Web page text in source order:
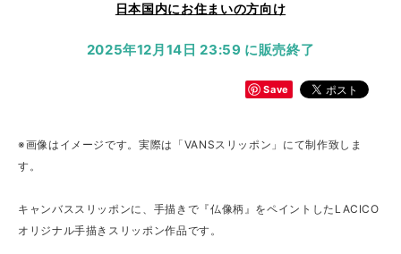
日本国内にお住まいの方向け
2025年12月14日 23:59 に販売終了
Save
※画像はイメージです。実際は「VANSスリッポン」にて制作致しま
す。
キャンバススリッポンに、手描きで『仏像柄』をペイントしたLACICO
オリジナル手描きスリッポン作品です。